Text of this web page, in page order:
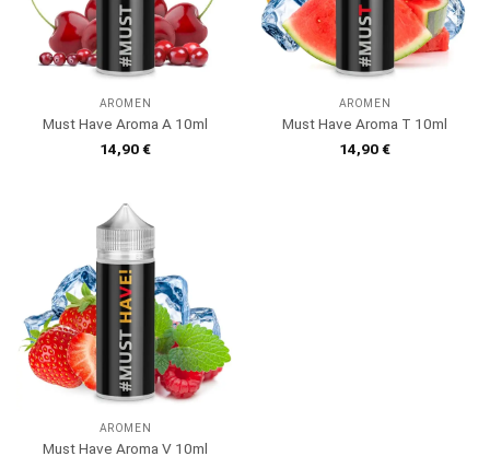
AROMEN
Must Have Aroma A 10ml
14,90€
AROMEN
Must Have Aroma T 10ml
14,90€
AROMEN
Must Have Aroma V 10ml